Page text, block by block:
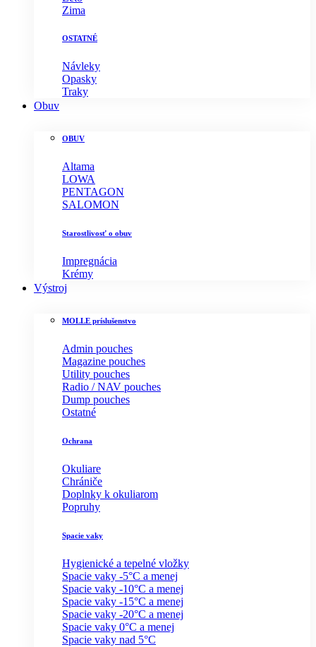
Zima
OSTATNÉ
Návleky
Opasky
Traky
Obuv
OBUV
Altama
LOWA
PENTAGON
SALOMON
Starostlivosť o obuv
Impregnácia
Krémy
Výstroj
MOLLE príslušenstvo
Admin pouches
Magazine pouches
Utility pouches
Radio / NAV pouches
Dump pouches
Ostatné
Ochrana
Okuliare
Chrániče
Doplnky k okuliarom
Popruhy
Spacie vaky
Hygienické a tepelné vložky
Spacie vaky -5°C a menej
Spacie vaky -10°C a menej
Spacie vaky -15°C a menej
Spacie vaky -20°C a menej
Spacie vaky 0°C a menej
Spacie vaky nad 5°C